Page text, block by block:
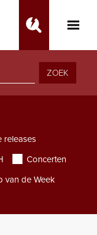
Toggle
ZOEK
releases
Concerten
van de Week